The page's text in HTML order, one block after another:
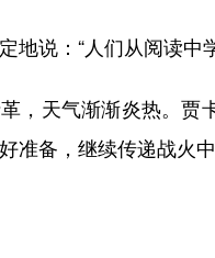
说：“人们从阅读中
天气渐渐炎热。贾卡
准备，继续传递战火中